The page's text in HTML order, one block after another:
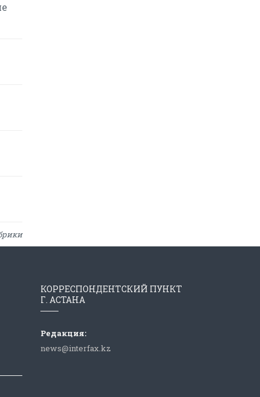
КОРРЕСПОНДЕНТСКИЙ ПУНКТ
Г. АСТАНА
Редакция:
news@interfax.kz